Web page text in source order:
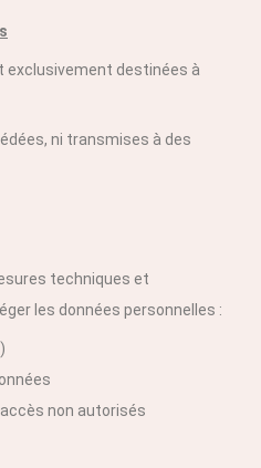
exclusivement destinées à
ni transmises à des
techniques et
les données personnelles :
non autorisés